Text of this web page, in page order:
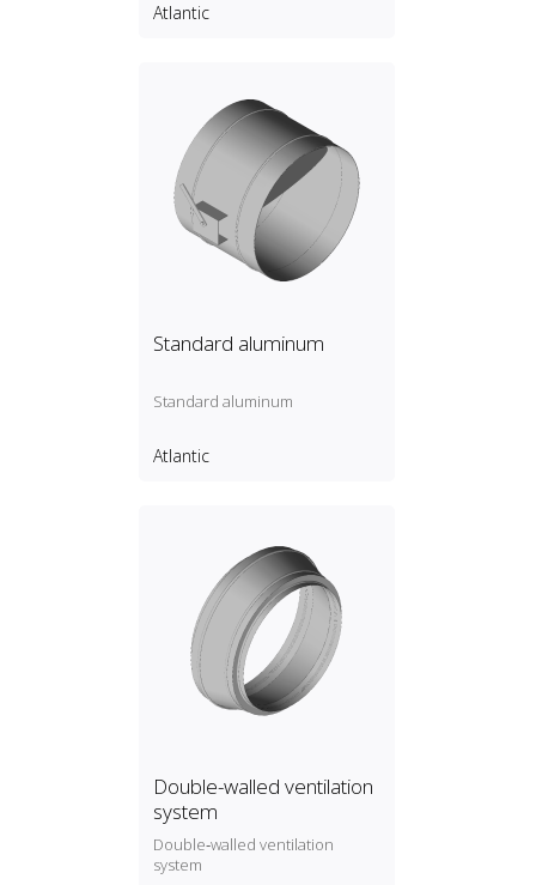
Atlantic
Standard aluminum
Standard aluminum
Atlantic
Double-walled ventilation
system
Double‑walled ventilation
system